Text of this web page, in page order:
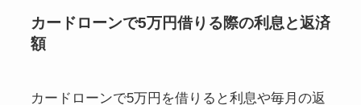
カードローンで5万円借りる際の利息と返済
額
カードローンで5万円を借りると利息や毎月の返